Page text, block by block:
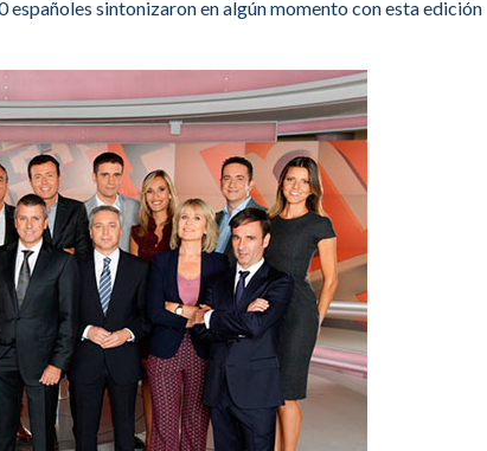
sintonizaron en algún momento con esta edición